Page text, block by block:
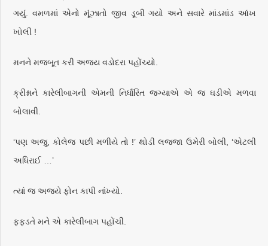
ગયું. વમળમાં એનો મૂંઝાતો જીવ ડૂબી ગયો અને સવારે માંડમાંડ આંખ
ખોલી !
મનને મજબૂત કરી અજય વડોદરા પહોંચ્યો.
ક્રીશ્નાને કારેલીબાગની એમની નિર્ધારિત જગ્યાએ એ જ ઘડીએ મળવા
બોલાવી.
‘પણ અજુ, કોલેજ પછી મળીયે તો !’ થોડી લજ્જા ઉમેરી બોલી, ‘એટલી
અધિરાઈ …’
ત્યાં જ અજયે ફોન કાપી નાંખ્યો.
ફફડતે મને એ કારેલીબાગ પહોંચી.